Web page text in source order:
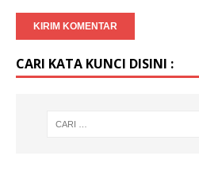
CARI KATA KUNCI DISINI :